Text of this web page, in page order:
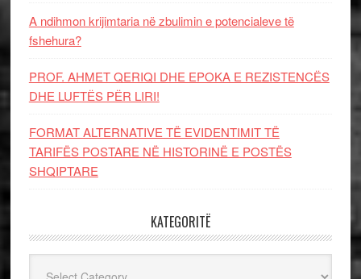
A ndihmon krijimtaria në zbulimin e potencialeve të
fshehura?
PROF. AHMET QERIQI DHE EPOKA E REZISTENCЁS
DHE LUFTЁS PЁR LIRI!
FORMAT ALTERNATIVE TË EVIDENTIMIT TË
TARIFËS POSTARE NË HISTORINË E POSTËS
SHQIPTARE
KATEGORITË